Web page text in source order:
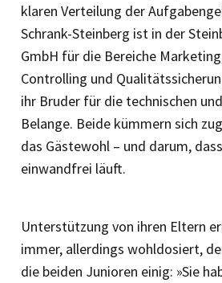
klaren Verteilung der
Schrank-Steinberg ist in der
GmbH für die Bereiche
Controlling und
ihr Bruder für die technischen
Belange. Beide kümmern sich
das Gästewohl – und darum,
einwandfrei läuft.
Unterstützung von ihren Eltern
immer, allerdings wohl­dosiert,
die beiden Junioren einig: »Sie